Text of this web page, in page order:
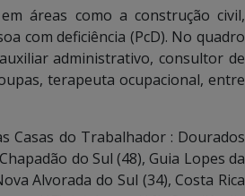
áreas como a construção civil,
com deficiência (PcD). No quadro
administrativo, consultor de
terapeuta ocupacional, entre
Casas do Trabalhador : Dourados
do Sul (48), Guia Lopes da
Alvorada do Sul (34), Costa Rica